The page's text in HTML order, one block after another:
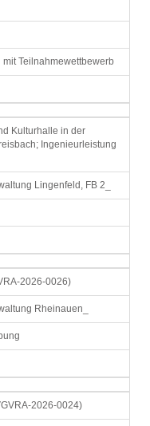
Teilnahmewettbewerb
Kulturhalle in der
Ingenieurleistung
Lingenfeld, FB 2_
2026-0026)
Rheinauen_
2026-0024)